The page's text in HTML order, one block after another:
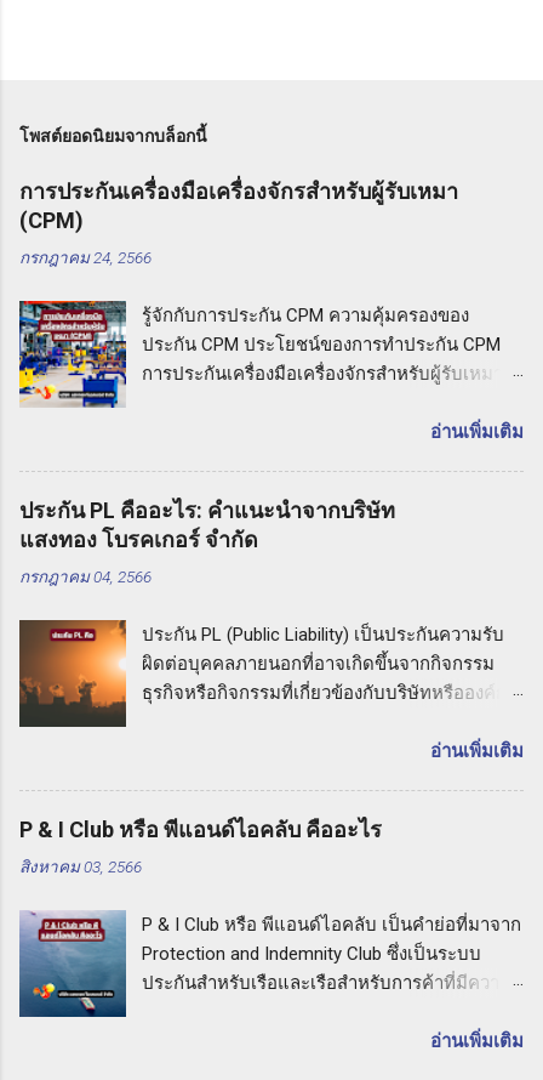
โพสต์ยอดนิยมจากบล็อกนี้
การประกันเครื่องมือเครื่องจักรสำหรับผู้รับเหมา
(CPM)
กรกฎาคม 24, 2566
รู้จักกับการประกัน CPM ความคุ้มครองของ
ประกัน CPM ประโยชน์ของการทำประกัน CPM
การประกันเครื่องมือเครื่องจักรสำหรับผู้รับเหมา
มือเครื่องจักรสำหรับผู้รับเหมาหมายถึง ประกันภัย
รับเหมา ประกัน CPM ช่วยให้ผู้รับเหมาปกป้อง
ทรัพย์สินและความเสียหายที่อาจเกิดขึ้นกับเครื่อง
มือเหล่านี้ในกรณีที่เกิดอุบัติเหตุหรือภัยธรรมชาติ
ประกันเครื่องมือเครื่องจักรสำหรับผู้รับเหมามี
ความคุ้มครองที่ครอบคลุมความเสียหายที่อาจเกิด
ขึ้นกับเครื่องมือเหล่านี้ ซึ่งอาจรวมถึงเครื่องมือช่าง
เครื่องจักรที่ใช้ในกิจกรรมต่างๆ ในการรับเหมา
ทำให้เกิดความเสียหายต่อเครื่องมือ การชำรุด
ประโยชน์ของการทำประกัน CPM การทำประกัน
เครื่องมือเครื่องจักรสำหรับผู้ร...
อ่านเพิ่มเติม
ประกัน PL คืออะไร: คำแนะนำจากบริษัท
แสงทอง โบรคเกอร์ จำกัด
กรกฎาคม 04, 2566
ประกัน PL (Public Liability) เป็นประกันความรับ
ผิดต่อบุคคลภายนอกที่อาจเกิดขึ้นจากกิจกรรม
ธุรกิจหรือกิจกรรมที่เกี่ยวข้องกับบริษัทหรือองค์กร
เสียหายทางร่างกายหรือทรัพย์สิน เช่น การล้มลง
เสียหายต่อบุคคลภายนอกที่เกี่ยวข้อง รวมถึงค่าใช้
จำกัด เมื่อคุณเลือกประกัน PL กับบริษัท แสงทอง
โบรคเกอร์ จำกัด คุณจะได้รับการคุ้มครองที่มี
ความคุ้มค่าสูงสุดสำหรับความรับผิดต่ อบุคคล
ทั้งนี้เพื่อให้คุณมีความมั่นใจและเชื่อมั่นในการ
อ่านเพิ่มเติม
P & I Club หรือ พีแอนด์ไอคลับ คืออะไร
สิงหาคม 03, 2566
P & I Club หรือ พีแอนด์ไอคลับ เป็นคำย่อที่มาจาก
Protection and Indemnity Club ซึ่งเป็นระบบ
ประกันสำหรับเรือและเรือสำหรับการค้าที่มีความ
Club หรือ พีแอนด์ไอคลับ คืออะไร ในบทความนี้
อ่านเพิ่มเติม